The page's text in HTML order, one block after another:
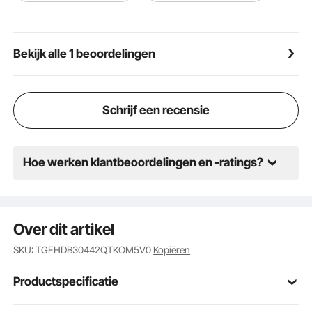
mogelijk is. Het biedt ook meer flexibiliteit bij
Bekijk alle 1 beoordelingen
Schrijf een recensie
Hoe werken klantbeoordelingen en -ratings?
Over dit artikel
SKU: TGFHDB30442QTKOM5V0 Kopiëren
Productspecificatie